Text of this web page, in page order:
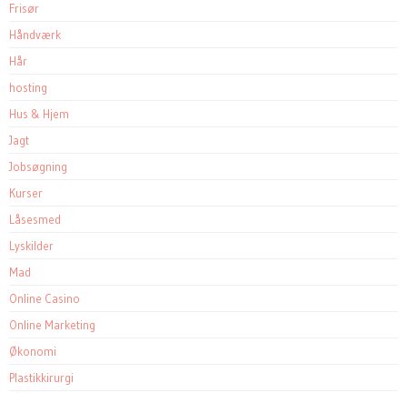
Frisør
Håndværk
Hår
hosting
Hus & Hjem
Jagt
Jobsøgning
Kurser
Låsesmed
Lyskilder
Mad
Online Casino
Online Marketing
Økonomi
Plastikkirurgi